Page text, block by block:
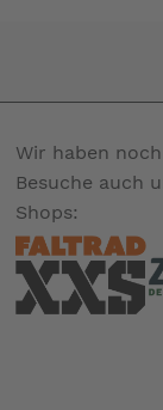
Wir haben
Besuche auch
Shops: